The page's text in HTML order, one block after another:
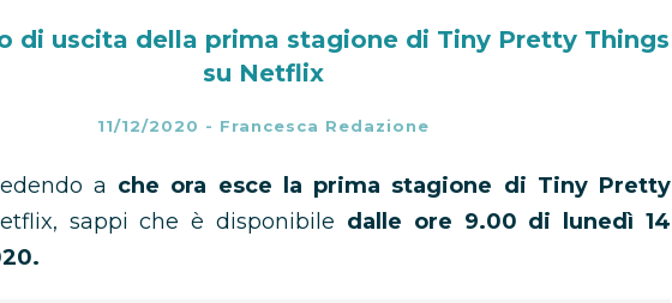
di uscita della prima stagione di Tiny Pretty Things
su Netflix
11/12/2020 - Francesca Redazione
a che ora esce la prima stagione di Tiny Pretty
sappi che è disponibile dalle ore 9.00 di lunedì 14